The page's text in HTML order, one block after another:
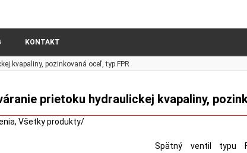
KONTAKT
kvapaliny, pozinkovaná oceľ, typ FPR
prietoku hydraulickej kvapaliny,
,Všetky produkty/
Spätný ventil typu